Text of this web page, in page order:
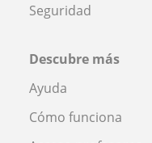
Seguridad
Descubre más
Ayuda
Cómo funciona